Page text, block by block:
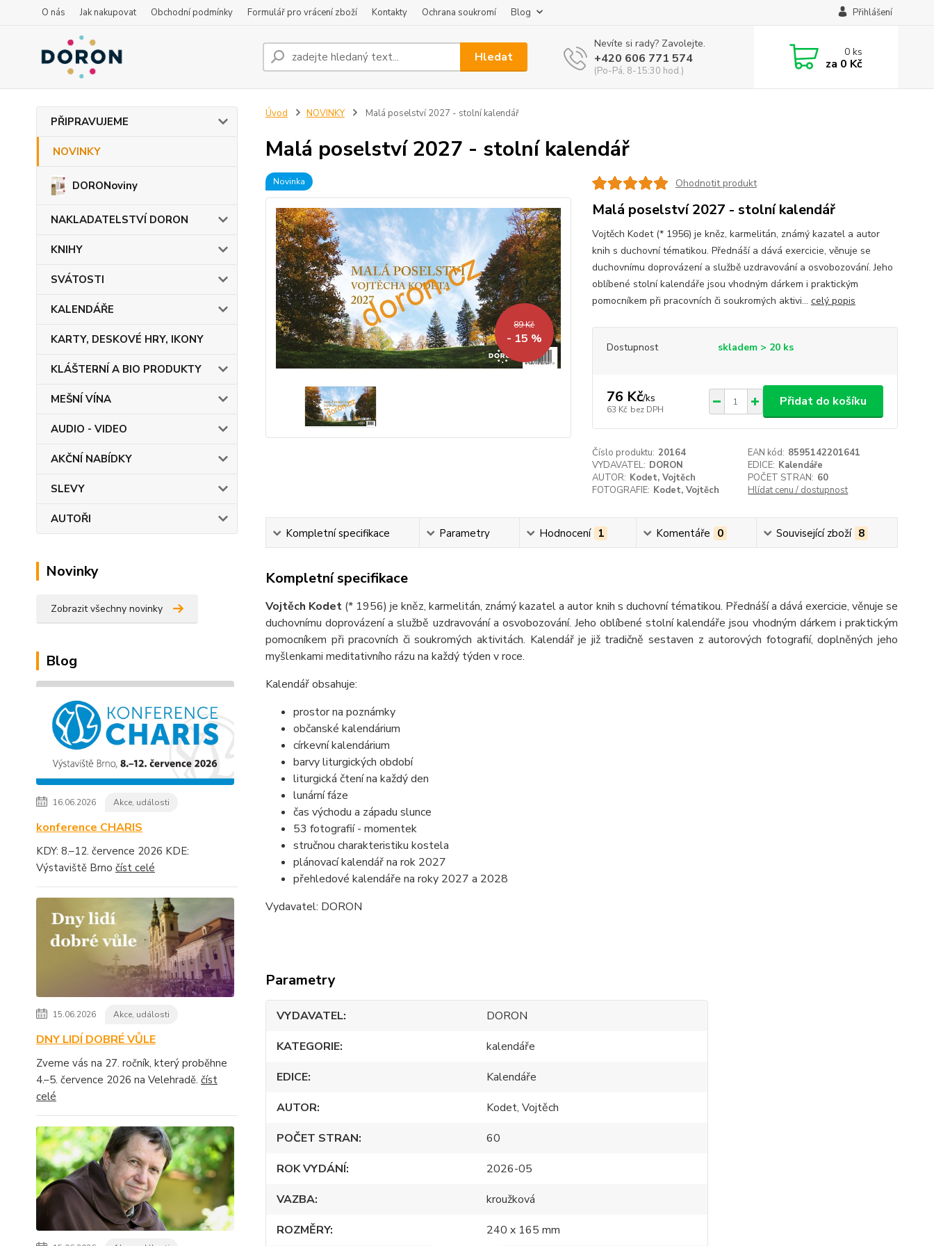
O nás Jak nakupovat Obchodní podmínky Formulář pro vrácení zboží Kontakty Ochrana soukromí Blog Přihlášení
Hledat
Nevíte si rady? Zavolejte.
+420 606 771 574
(Po-Pá, 8-15:30 hod.)
0ks
za 0 Kč
PŘIPRAVUJEME
NOVINKY
DORONoviny
NAKLADATELSTVÍ DORON
KNIHY
SVÁTOSTI
KALENDÁŘE
KARTY, DESKOVÉ HRY, IKONY
KLÁŠTERNÍ A BIO PRODUKTY
MEŠNÍ VÍNA
AUDIO - VIDEO
AKČNÍ NABÍDKY
SLEVY
AUTOŘI
Novinky
Zobrazit všechny novinky
Blog
16.06.2026 Akce, události
konference CHARIS
KDY: 8.–12. července 2026 KDE:
Výstaviště Brno číst celé
15.06.2026 Akce, události
DNY LIDÍ DOBRÉ VŮLE
Zveme vás na 27. ročník, který proběhne
4.–5. července 2026 na Velehradě. číst
celé
Úvod NOVINKY Malá poselství 2027 - stolní kalendář
Malá poselství 2027 - stolní kalendář
Novinka
89 Kč
- 15 %
Ohodnotit produkt
Malá poselství 2027 - stolní kalendář
Vojtěch Kodet (* 1956) je kněz, karmelitán, známý kazatel a autor
knih s duchovní tématikou. Přednáší a dává exercicie, věnuje se
duchovnímu doprovázení a službě uzdravování a osvobozování. Jeho
oblíbené stolní kalendáře jsou vhodným dárkem i praktickým
pomocníkem při pracovních či soukromých aktivi... celý popis
Dostupnost skladem > 20 ks
76 Kč/ks
63 Kč bez DPH
Přidat do košíku
Číslo produktu: 20164 EAN kód: 8595142201641
VYDAVATEL: DORON EDICE: Kalendáře
AUTOR: Kodet, Vojtěch POČET STRAN: 60
FOTOGRAFIE: Kodet, Vojtěch Hlídat cenu / dostupnost
Kompletní specifikace Parametry Hodnocení 1 Komentáře 0 Související zboží 8
Kompletní specifikace
Vojtěch Kodet (* 1956) je kněz, karmelitán, známý kazatel a autor knih s duchovní tématikou. Přednáší a dává exercicie, věnuje se
duchovnímu doprovázení a službě uzdravování a osvobozování. Jeho oblíbené stolní kalendáře jsou vhodným dárkem i praktickým
pomocníkem při pracovních či soukromých aktivitách. Kalendář je již tradičně sestaven z autorových fotografií, doplněných jeho
myšlenkami meditativního rázu na každý týden v roce.
Kalendář obsahuje:
prostor na poznámky
občanské kalendárium
církevní kalendárium
barvy liturgických období
liturgická čtení na každý den
lunární fáze
čas východu a západu slunce
53 fotografií - momentek
stručnou charakteristiku kostela
plánovací kalendář na rok 2027
přehledové kalendáře na roky 2027 a 2028
Vydavatel: DORON
Parametry
VYDAVATEL
DORON
KATEGORIE
kalendáře
EDICE
Kalendáře
AUTOR
Kodet, Vojtěch
POČET STRAN
60
ROK VYDÁNÍ
2026-05
VAZBA
kroužková
ROZMĚRY
240 x 165 mm